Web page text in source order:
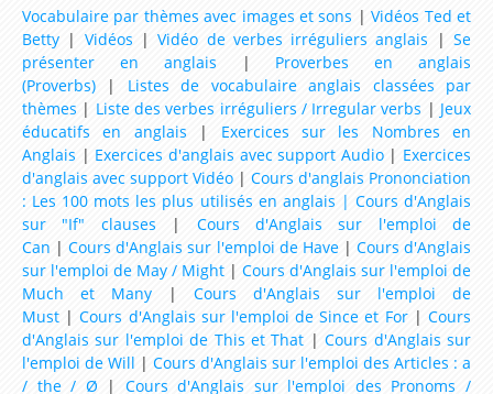
Vocabulaire par thèmes avec images et sons |Vidéos Ted et
Betty | Vidéos |Vidéo de verbes irréguliers anglais |Se
présenter en anglais | Proverbes en anglais
(Proverbs) | Listes de vocabulaire anglais classées par
thèmes | Liste des verbes irréguliers / Irregular verbs | Jeux
éducatifs en anglais | Exercices sur les Nombres en
Anglais | Exercices d'anglais avec support Audio| Exercices
d'anglais avec support Vidéo | Cours d'anglais Prononciation
: Les 100 mots les plus utilisés en anglais | Cours d'Anglais
sur "If" clauses | Cours d'Anglais sur l'emploi de
Can |Cours d'Anglais sur l'emploi de Have| Cours d'Anglais
sur l'emploi de May / Might | Cours d'Anglais sur l'emploi de
Much et Many | Cours d'Anglais sur l'emploi de
Must |Cours d'Anglais sur l'emploi de Since et For|Cours
d'Anglais sur l'emploi de This et That |Cours d'Anglais sur
l'emploi de Will | Cours d'Anglais sur l'emploi des Articles : a
/ the / Ø | Cours d'Anglais sur l'emploi des Pronoms /